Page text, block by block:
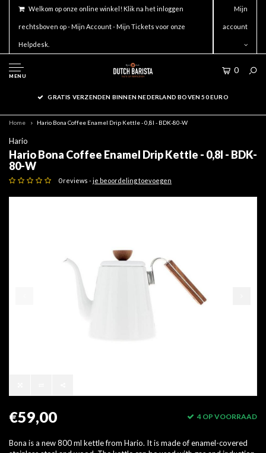
Welkom op onze online winkel! Klik na het inloggen
rechtsboven op - Mijn Account - Mijn Tickets voor onze
Helpdesk.
Mijn
account
MENU
0
GRATIS VERZENDEN BINNEN NEDERLAND BOVEN 50 EURO
Home Hario Bona Coffee Enamel Drip Kettle - 0,8l - BDK-80-W
Hario
Hario Bona Coffee Enamel Drip Kettle - 0,8l - BDK-
80-W
0 reviews -je beoordeling toevoegen
€59,00 4 OP VOORRAAD
Bona is a new 800 ml kettle from Hario. It is made of enamel-covered